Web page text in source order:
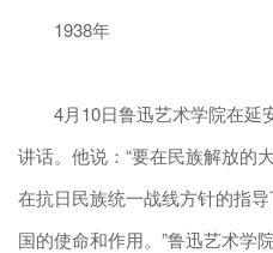
1938年
4月10日鲁迅艺术学院在延
讲话。他说：“要在民族解放的
在抗日民族统一战线方针的指
国的使命和作用。”鲁迅艺术学